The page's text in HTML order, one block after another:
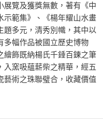
展覽及獲獎無數，著有《中
示範集》、《楊年耀山水畫
題多元，清秀別幟，其中以
多幅作品被國立歷史博物
繪飾既納楊氏千錘百鍊之筆
窯吸蘊薪柴之精華，經五
藝術之珠聯璧合，收藏價值